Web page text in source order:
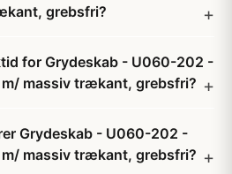
grebsfri?
for Grydeskab - U060-202 -
m/ massiv trækant, grebsfri?
Grydeskab - U060-202 -
m/ massiv trækant, grebsfri?